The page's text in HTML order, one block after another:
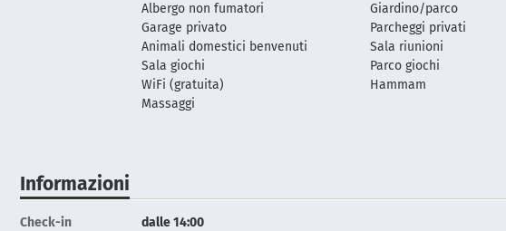
Albergo non fumatori
Giardino/parco
Garage privato
Parcheggi privati
Animali domestici benvenuti
Sala riunioni
Sala giochi
Parco giochi
WiFi (gratuita)
Hammam
Massaggi
Informazioni
Check-in dalle 14:00